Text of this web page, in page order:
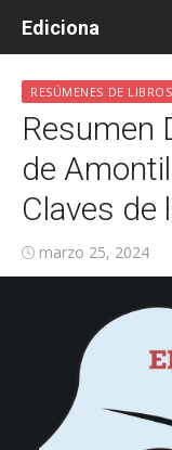
Ediciona
RESÚMENES DE LIBROS
Resumen
de
Claves de
Posted
on
marzo 25, 2024